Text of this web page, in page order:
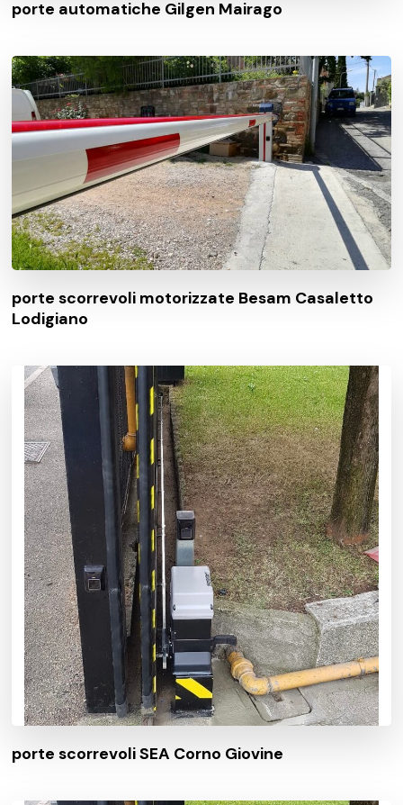
porte automatiche Gilgen Mairago
porte scorrevoli motorizzate Besam Casaletto
Lodigiano
porte scorrevoli SEA Corno Giovine